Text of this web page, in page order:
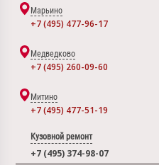
Марьино
+7 (495) 477-96-17
Медведково
+7 (495) 260-09-60
Митино
+7 (495) 477-51-19
Кузовной ремонт
+7 (495) 374-98-07